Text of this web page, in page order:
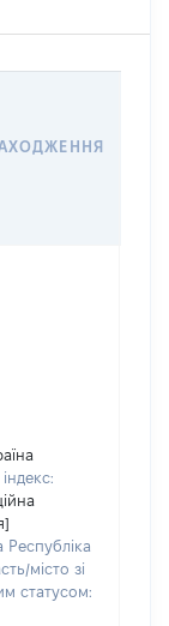
місто зі
статусом: